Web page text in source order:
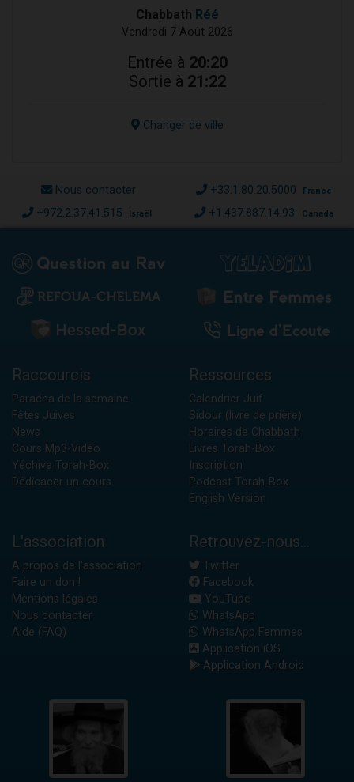
Chabbath Réé
Vendredi 7 Août 2026
Entrée à 20:20
Sortie à 21:22
Changer de ville
Nous contacter +33.1.80.20.5000 France
+972.2.37.41.515 Israël +1.437.887.14.93 Canada
Raccourcis
Paracha de la semaine
Fêtes Juives
News
Cours Mp3-Vidéo
Yéchiva Torah-Box
Dédicacer un cours
Ressources
Calendrier Juif
Sidour (livre de prière)
Horaires de Chabbath
Livres Torah-Box
Inscription
Podcast Torah-Box
English Version
L'association
A propos de l'association
Faire un don !
Mentions légales
Nous contacter
Aide (FAQ)
Retrouvez-nous...
Twitter
Facebook
YouTube
WhatsApp
WhatsApp Femmes
Application iOS
Application Android